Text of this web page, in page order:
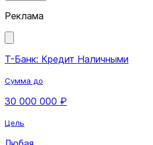
Реклама
Т-Банк: Кредит Наличными
Сумма до
30 000 000 ₽
Цель